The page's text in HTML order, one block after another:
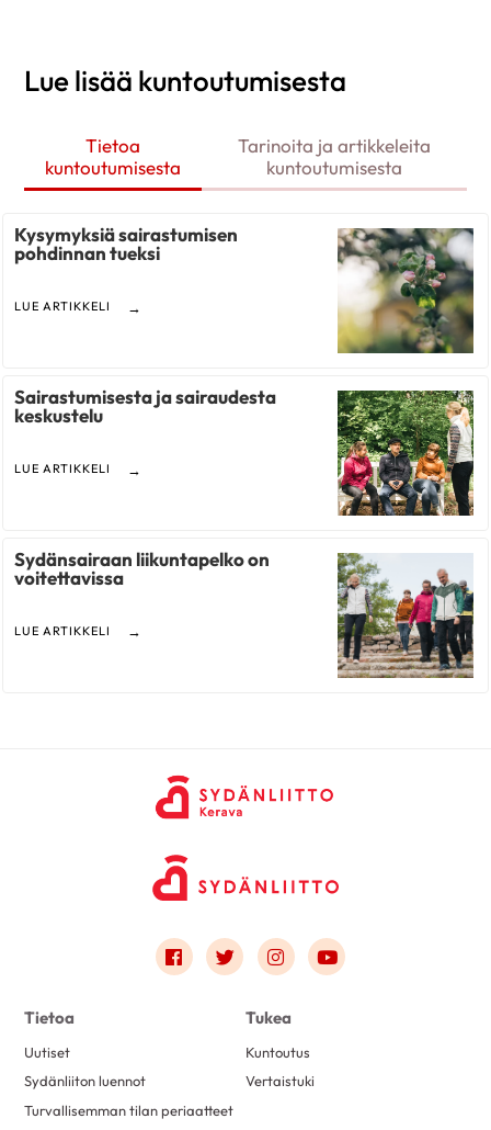
Lue lisää kuntoutumisesta
Tietoa
kuntoutumisesta
Tarinoita ja artikkeleita
kuntoutumisesta
Kysymyksiä sairastumisen
pohdinnan tueksi
LUE ARTIKKELI
Sairastumisesta ja sairaudesta
keskustelu
LUE ARTIKKELI
Sydänsairaan liikuntapelko on
voitettavissa
LUE ARTIKKELI
Link to facebook
Link to twitter
Link to instagram
Link to youtube
Tietoa
Uutiset
Sydänliiton luennot
Turvallisemman tilan periaatteet
Tukea
Kuntoutus
Vertaistuki